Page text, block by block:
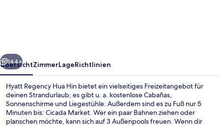
Weiter
144+
ÜbersichtZimmerLageRichtlinien
Hyatt Regency Hua Hin bietet ein vielseitiges Freizeitangebot für
deinen Strandurlaub; es gibt u. a. kostenlose Cabañas,
Sonnenschirme und Liegestühle. Außerdem sind es zu Fuß nur 5
Minuten bis: Cicada Market. Wer ein paar Bahnen ziehen oder
planschen möchte, kann sich auf 3 Außenpools freuen. Wenn dir